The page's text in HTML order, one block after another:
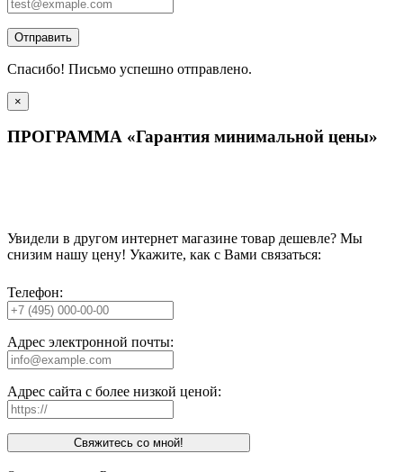
Отправить
Спасибо! Письмо успешно отправлено.
×
ПРОГРАММА «Гарантия минимальной цены»
Увидели в другом интернет магазине товар дешевле? Мы
снизим нашу цену! Укажите, как с Вами связаться:
Телефон:
Адрес электронной почты:
Адрес сайта с более низкой ценой:
Свяжитесь со мной!